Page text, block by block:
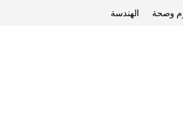
الهندسة وصحة